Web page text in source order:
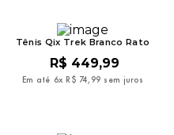
Tênis Qix Trek Branco Rato
R$ 449,99
Em até 6x R$ 74, 99 sem juros